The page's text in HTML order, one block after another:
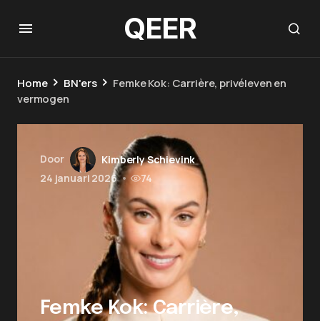
QEER
Home BN'ers
Femke Kok: Carrière, privéleven en
vermogen
Door
Kimberly Schievink
24 januari 2026 • 74
Femke Kok: Carrière,